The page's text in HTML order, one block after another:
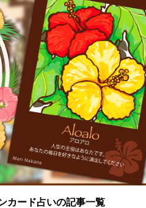
カード占いの記事一覧